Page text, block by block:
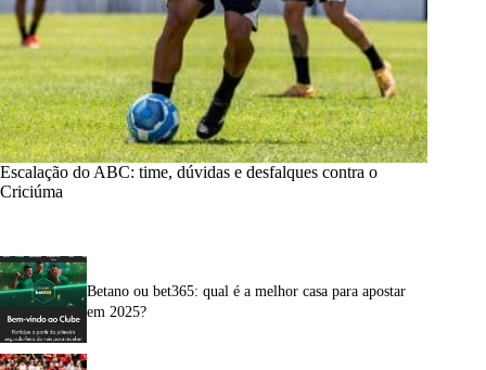
Escalação do ABC: time, dúvidas e desfalques contra o
Criciúma
Betano ou bet365: qual é a melhor casa para apostar
em 2025?